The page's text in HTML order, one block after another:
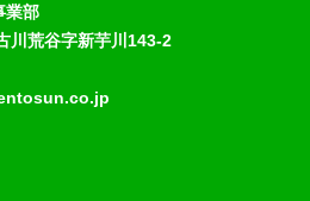
業部
川荒谷字新芋川143-2